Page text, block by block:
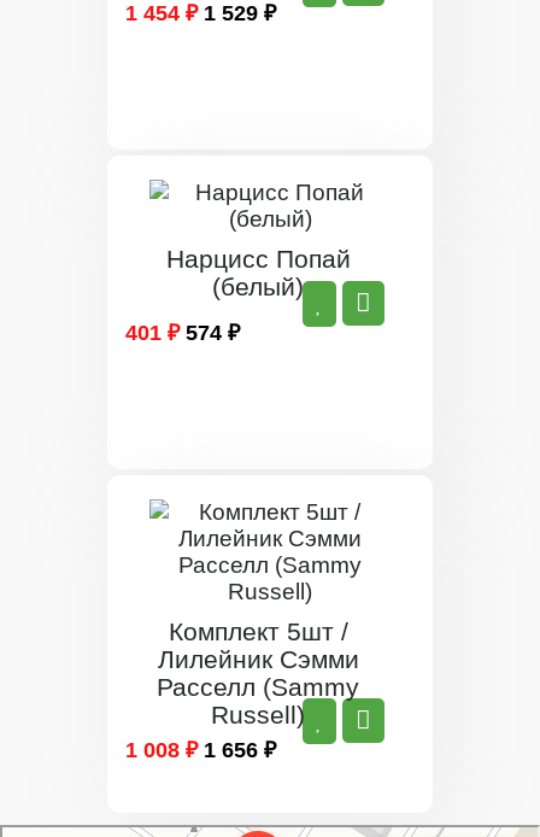
1 454 ₽ 1 529 ₽
Нарцисс Попай
(белый)
401 ₽ 574 ₽
Комплект 5шт /
Лилейник Сэмми
Расселл (Sammy
Russell)
1 008 ₽ 1 656 ₽